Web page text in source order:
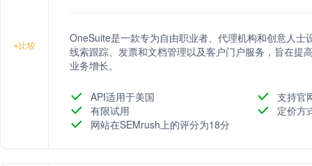
+比较
OneSuite是一款专为自由职业者、代理机构和创意人
线索跟踪、发票和文档管理以及客户门户服务，旨在提
业务增长。
API适用于美国
支持官
有限试用
定价方
网站在SEMrush上的评分为18分